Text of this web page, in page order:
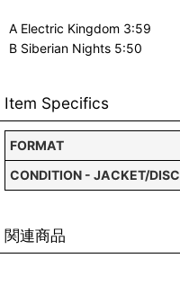
A Electric Kingdom 3:59
B Siberian Nights 5:50
Item Specifics
FORMAT
CONDITION - JACKET/DISC
関連商品